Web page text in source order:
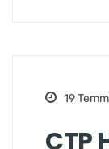
19
CTP